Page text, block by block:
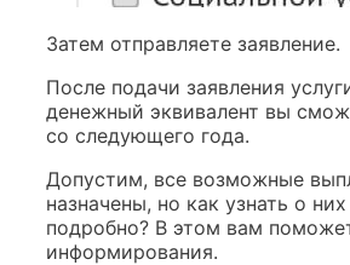
Затем отправляете заявление.
После подачи заявления
денежный эквивалент вы
со следующего года.
Допустим, все возможные
назначены, но как узнать о
подробно? В этом вам
информирования.